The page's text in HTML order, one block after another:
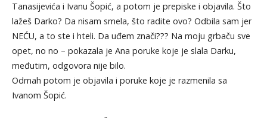
Tanasijevića i Ivanu Šopić, a potom je prepiske i objavila. Što
lažeš Darko? Da nisam smela, što radite ovo? Odbila sam jer
NEĆU, a to ste i hteli. Da uđem znači??? Na moju grbaču sve
opet, no no – pokazala je Ana poruke koje je slala Darku,
međutim, odgovora nije bilo.
Odmah potom je objavila i poruke koje je razmenila sa
Ivanom Šopić.